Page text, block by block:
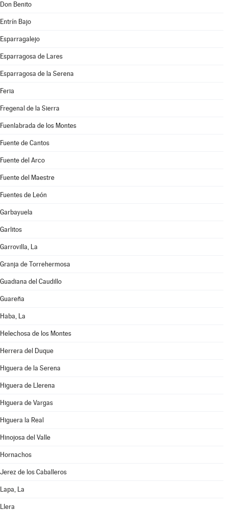
Don Benito
Entrín Bajo
Esparragalejo
Esparragosa de Lares
Esparragosa de la Serena
Feria
Fregenal de la Sierra
Fuenlabrada de los Montes
Fuente de Cantos
Fuente del Arco
Fuente del Maestre
Fuentes de León
Garbayuela
Garlitos
Garrovilla, La
Granja de Torrehermosa
Guadiana del Caudillo
Guareña
Haba, La
Helechosa de los Montes
Herrera del Duque
Higuera de la Serena
Higuera de Llerena
Higuera de Vargas
Higuera la Real
Hinojosa del Valle
Hornachos
Jerez de los Caballeros
Lapa, La
Llera